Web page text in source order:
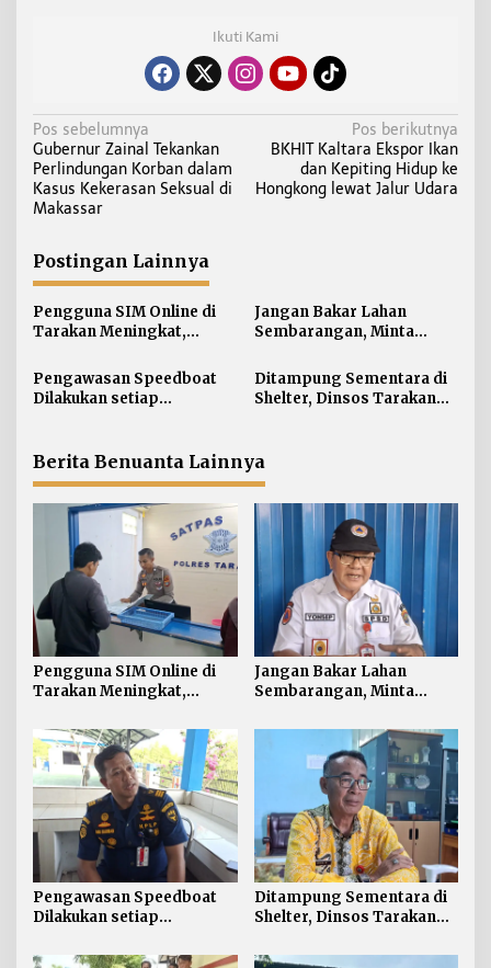
Ikuti Kami
N
a
v
i
a
s
i
p
o
s
Pos sebelumnya
Gubernur Zainal Tekankan
Perlindungan Korban dalam
Kasus Kekerasan Seksual di
Makassar
Pos berikutnya
BKHIT Kaltara Ekspor Ikan
dan Kepiting Hidup ke
Hongkong lewat Jalur Udara
Postingan Lainnya
Pengguna SIM Online di
Tarakan Meningkat,
Paling Banyak
Jangan Bakar Lahan
Sembarangan, Minta
Pengawasan Speedboat
Dilakukan setiap
Ditampung Sementara di
Shelter, Dinsos Tarakan
Berita Benuanta Lainnya
Pengguna SIM Online di
Tarakan Meningkat,
Paling Banyak
Jangan Bakar Lahan
Sembarangan, Minta
Pengawasan Speedboat
Dilakukan setiap
Acuan Laik Laut
Ditampung Sementara di
Shelter, Dinsos Tarakan
Pekerja Asal Jawa Barat